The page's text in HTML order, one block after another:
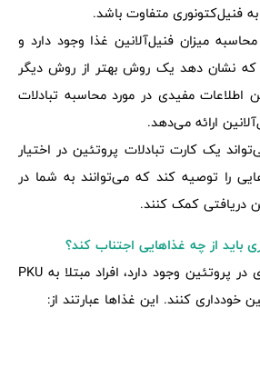
به فنیل‌کتونوری متفاوت باشد.
میزان فنیل‌آلانین غذا وجود دارد و
که نشان دهد یک روش بهتر از روش دیگر
اطلاعات مفیدی در مورد محاسبه تبادلات
ارائه می‌دهد.
یک کارت تبادلات پروتئین در اختیار
را توصیه کند که می‌توانند به شما در
دریافتی کمک کنند.
باید از چه غذاهایی اجتناب کند؟
از آنجا که فنیل کتونوری در پروتئین وجود دارد، افراد مبتلا به PKU
خودداری کنند. این غذاها عبارتند از: